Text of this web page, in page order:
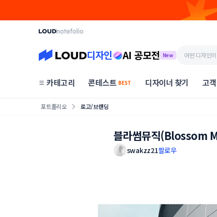
디자인 AI 공모전 New
카테고리 콘테스트 BEST 디자이너 찾기 고
포트폴리오 로고/브랜딩
블라썸뮤직(Blossom
swakzz21팔로우